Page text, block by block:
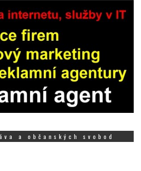
a občanských svobod